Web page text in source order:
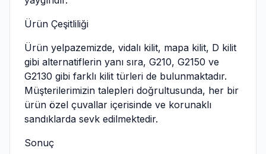
Ürün Çeşitliliği
Ürün yelpazemizde, vidalı kilit, mapa kilit, D kilit
gibi alternatiflerin yanı sıra, G210, G2150 ve
G2130 gibi farklı kilit türleri de bulunmaktadır.
Müşterilerimizin talepleri doğrultusunda, her bir
ürün özel çuvallar içerisinde ve korunaklı
sandıklarda sevk edilmektedir.
Sonuç